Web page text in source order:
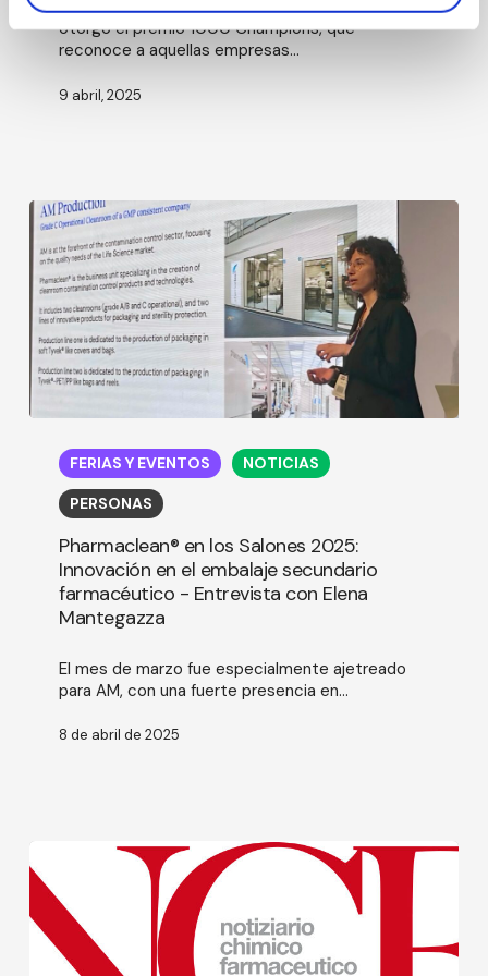
Un año más, el Centro de Investigación ItalyPost
otorgó el premio 1000 Champions, que
reconoce a aquellas empresas...
9 abril, 2025
Salones
2025:
Innovación
embalaje
secundario
Entrevista
Elena
FERIAS Y EVENTOS NOTICIAS
PERSONAS
Pharmaclean® en los Salones 2025:
Innovación en el embalaje secundario
farmacéutico - Entrevista con Elena
Mantegazza
El mes de marzo fue especialmente ajetreado
para AM, con una fuerte presencia en...
8 de abril de 2025